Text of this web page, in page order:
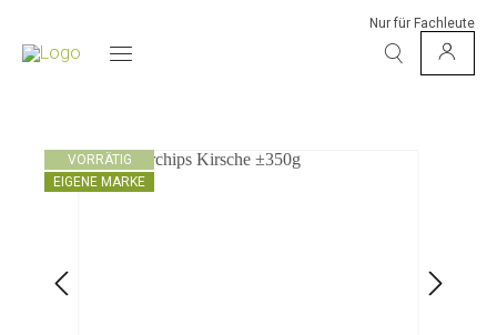
Nur für Fachleute
VORRÄTIG
EIGENE MARKE